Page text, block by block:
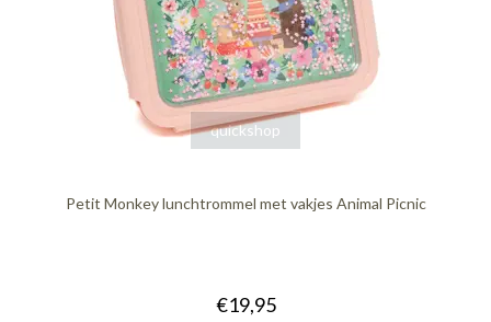
quickshop
Petit Monkey lunchtrommel met vakjes Animal Picnic
€19,95